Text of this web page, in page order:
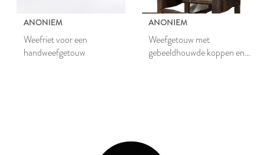
ANONIEM
Weefriet voor een
handweefgetouw
ANONIEM
Weefgetouw met
gebeeldhouwde koppen en